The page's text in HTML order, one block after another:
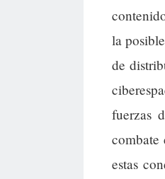
la
de
fuerzas
combate
estas